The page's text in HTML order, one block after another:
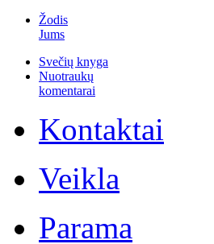
Žodis
Jums
Svečių knyga
Nuotraukų
komentarai
Kontaktai
Veikla
Parama